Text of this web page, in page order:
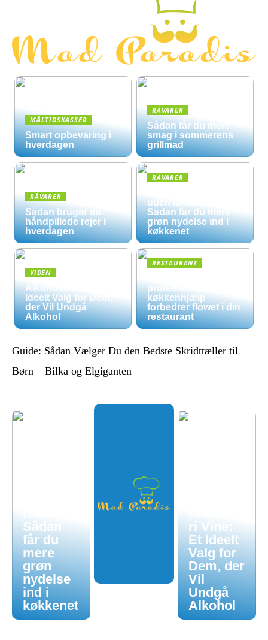
MÅLTIDSKASSER
Smart opbevaring i
hverdagen
RÅVARER
Sådan får du mere
smag i sommerens
grillmad
RÅVARER
Sådan bruger du
håndpillede rejer i
hverdagen
RÅVARER
uden luksuspriser:
Sådan får du mere
grøn nydelse ind i
køkkenet
VIDEN
Alkoholfri Vine: Et
Ideelt Valg for Dem,
der Vil Undgå
Alkohol
RESTAURANT
professionel
køkkenhjælp
forbedrer flowet i din
restaurant
Guide: Sådan Vælger Du den Bedste Skridttæller til
Børn – Bilka og Elgiganten
Sådan
får du
mere
grøn
nydelse
ind i
køkkenet
ri Vine:
Et Ideelt
Valg for
Dem, der
Vil
Undgå
Alkohol